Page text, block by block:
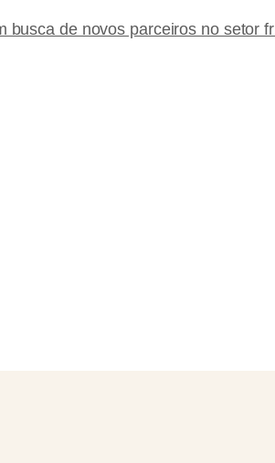
busca de novos parceiros no setor